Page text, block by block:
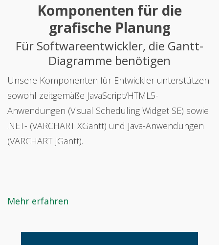
Komponenten für die
grafische Planung
Für Softwareentwickler, die Gantt-
Diagramme benötigen
Unsere Komponenten für Entwickler unterstützen
sowohl zeitgemäße JavaScript/HTML5-
Anwendungen (Visual Scheduling Widget SE) sowie
.NET- (VARCHART XGantt) und Java-Anwendungen
(VARCHART JGantt).
Mehr erfahren